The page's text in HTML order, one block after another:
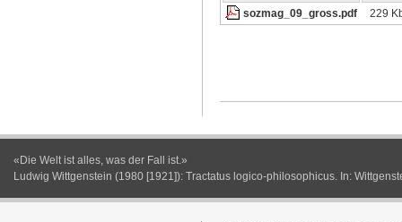
sozmag_09_gross.pdf 229
«Die Welt ist alles, was der Fall ist.»
Ludwig Wittgenstein (1980 [1921]): Tractatus logico-philosophicus. In: